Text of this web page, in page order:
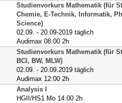
Studienvorkurs Mathematik (für
Chemie, E-Technik, Informatik,
Science)
02.09. - 20.09-2019 täglich
Audimax 08:00 2h
Studienvorkurs Mathematik (für
BCI, BW, MLW)
02.09. - 20.09.2019 täglich
Audimax 12:00 2h
Analysis I
HGII/HS1 Mo 14:00 2h